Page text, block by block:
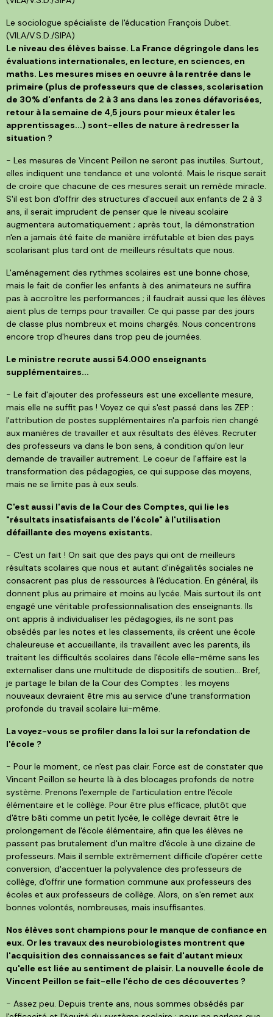
Le sociologue spécialiste de l'éducation François Dubet.
(VILA/V.S.D./SIPA)
Le niveau des élèves baisse. La France dégringole dans les
évaluations internationales, en lecture, en sciences, en
maths. Les mesures mises en oeuvre à la rentrée dans le
primaire (plus de professeurs que de classes, scolarisation
de 30% d'enfants de 2 à 3 ans dans les zones défavorisées,
retour à la semaine de 4,5 jours pour mieux étaler les
apprentissages...) sont-elles de nature à redresser la
situation ?
- Les mesures de Vincent Peillon ne seront pas inutiles. Surtout,
elles indiquent une tendance et une volonté. Mais le risque serait
de croire que chacune de ces mesures serait un remède miracle.
S'il est bon d'offrir des structures d'accueil aux enfants de 2 à 3
ans, il serait imprudent de penser que le niveau scolaire
augmentera automatiquement ; après tout, la démonstration
n'en a jamais été faite de manière irréfutable et bien des pays
scolarisant plus tard ont de meilleurs résultats que nous.
L'aménagement des rythmes scolaires est une bonne chose,
mais le fait de confier les enfants à des animateurs ne suffira
pas à accroître les performances ; il faudrait aussi que les élèves
aient plus de temps pour travailler. Ce qui passe par des jours
de classe plus nombreux et moins chargés. Nous concentrons
encore trop d'heures dans trop peu de journées.
Le ministre recrute aussi 54.000 enseignants
supplémentaires...
- Le fait d'ajouter des professeurs est une excellente mesure,
mais elle ne suffit pas ! Voyez ce qui s'est passé dans les ZEP :
l'attribution de postes supplémentaires n'a parfois rien changé
aux manières de travailler et aux résultats des élèves. Recruter
des professeurs va dans le bon sens, à condition qu'on leur
demande de travailler autrement. Le coeur de l'affaire est la
transformation des pédagogies, ce qui suppose des moyens,
mais ne se limite pas à eux seuls.
C'est aussi l'avis de la Cour des Comptes, qui lie les
"résultats insatisfaisants de l'école" à l'utilisation
défaillante des moyens existants.
- C'est un fait ! On sait que des pays qui ont de meilleurs
résultats scolaires que nous et autant d'inégalités sociales ne
consacrent pas plus de ressources à l'éducation. En général, ils
donnent plus au primaire et moins au lycée. Mais surtout ils ont
engagé une véritable professionnalisation des enseignants. Ils
ont appris à individualiser les pédagogies, ils ne sont pas
obsédés par les notes et les classements, ils créent une école
chaleureuse et accueillante, ils travaillent avec les parents, ils
traitent les difficultés scolaires dans l'école elle-même sans les
externaliser dans une multitude de dispositifs de soutien... Bref,
je partage le bilan de la Cour des Comptes : les moyens
nouveaux devraient être mis au service d'une transformation
profonde du travail scolaire lui-même.
La voyez-vous se profiler dans la loi sur la refondation de
l'école ?
- Pour le moment, ce n'est pas clair. Force est de constater que
Vincent Peillon se heurte là à des blocages profonds de notre
système. Prenons l'exemple de l'articulation entre l'école
élémentaire et le collège. Pour être plus efficace, plutôt que
d'être bâti comme un petit lycée, le collège devrait être le
prolongement de l'école élémentaire, afin que les élèves ne
passent pas brutalement d'un maître d'école à une dizaine de
professeurs. Mais il semble extrêmement difficile d'opérer cette
conversion, d'accentuer la polyvalence des professeurs de
collège, d'offrir une formation commune aux professeurs des
écoles et aux professeurs de collège. Alors, on s'en remet aux
bonnes volontés, nombreuses, mais insuffisantes.
Nos élèves sont champions pour le manque de confiance en
eux. Or les travaux des neurobiologistes montrent que
l'acquisition des connaissances se fait d'autant mieux
qu'elle est liée au sentiment de plaisir. La nouvelle école de
Vincent Peillon se fait-elle l'écho de ces découvertes ?
- Assez peu. Depuis trente ans, nous sommes obsédés par